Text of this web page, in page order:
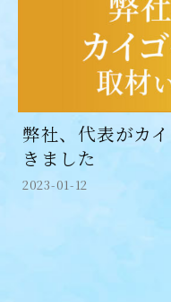
弊社、代表がカ
きました
2023-01-12